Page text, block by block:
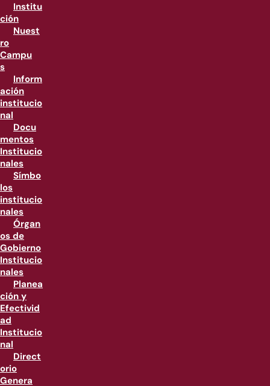
Institu
ción
Nuest
ro
Campu
s
Inform
ación
institucio
nal
Docu
mentos
Institucio
nales
Símbo
los
institucio
nales
Órgan
os de
Gobierno
Institucio
nales
Planea
ción y
Efectivid
ad
Institucio
nal
Direct
orio
Genera